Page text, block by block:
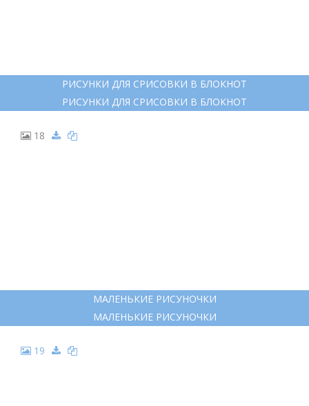
РИСУНКИ ДЛЯ СРИСОВКИ В БЛОКНОТ
РИСУНКИ ДЛЯ СРИСОВКИ В БЛОКНОТ
18
МАЛЕНЬКИЕ РИСУНОЧКИ
МАЛЕНЬКИЕ РИСУНОЧКИ
19